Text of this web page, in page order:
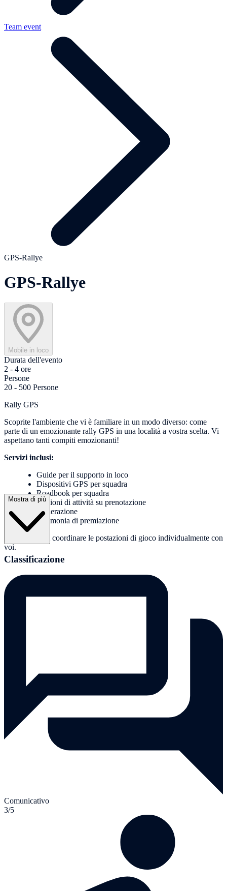
Team event
GPS-Rallye
GPS-Rallye
Mobile in loco
Durata dell'evento
2 - 4 ore
Persone
20 - 500 Persone
Rally GPS
Scoprite l'ambiente che vi è familiare in un modo diverso: come
parte di un emozionante rally GPS in una località a vostra scelta. Vi
aspettano tanti compiti emozionanti!
Servizi inclusi:
Guide per il supporto in loco
Dispositivi GPS per squadra
Roadbook per squadra
Stazioni di attività su prenotazione
moderazione
Cerimonia di premiazione
Saremo lieti di coordinare le postazioni di gioco individualmente con
voi.
Mostra di più
Classificazione
Comunicativo
3/5